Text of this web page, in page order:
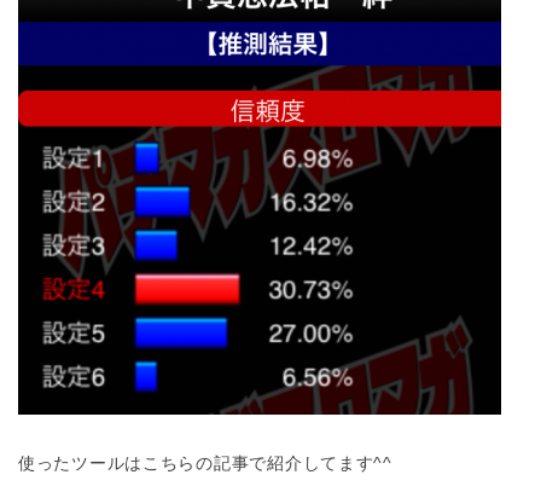
使ったツールはこちらの記事で紹介してます^^